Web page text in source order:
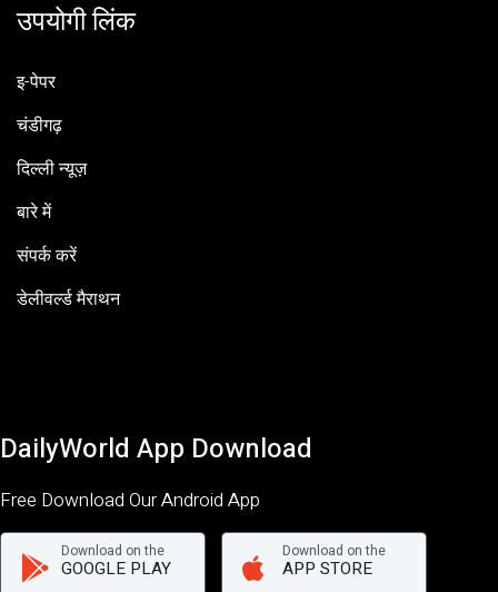
उपयोगी लिंक
इ-पेपर
चंडीगढ़
दिल्ली न्यूज़
बारे में
संपर्क करें
डेलीवर्ल्ड मैराथन
DailyWorld App Download
Free Download Our Android App
Download on the
GOOGLE PLAY
Download on the
APP STORE